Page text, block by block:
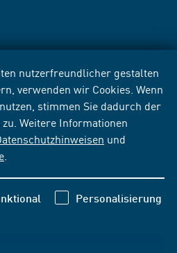
nutzerfreundlicher gestalten
verwenden wir Cookies. Wenn
stimmen Sie dadurch der
Weitere Informationen
und
Personalisierung